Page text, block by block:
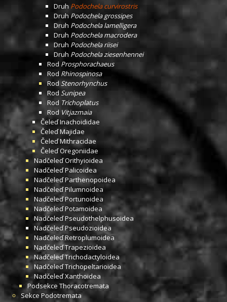
Druh Podochela curvirostris
DruhPodochela grossipes
Druh Podochela lamelligera
Druh Podochela macrodera
Druh Podochela riisei
Druh Podochela ziesenhennei
Rod Prosphorachaeus
Rod Rhinospinosa
Rod Stenorhynchus
Rod Sunipea
Rod Trichoplatus
Rod Vitjazmaia
ČeleďInachoididae
ČeleďMajidae
ČeleďMithracidae
ČeleďOregoniidae
NadčeleďOrithyioidea
NadčeleďPalicoidea
NadčeleďParthenopoidea
NadčeleďPilumnoidea
NadčeleďPortunoidea
NadčeleďPotamoidea
NadčeleďPseudothelphusoidea
NadčeleďPseudozioidea
NadčeleďRetroplumoidea
NadčeleďTrapezioidea
NadčeleďTrichodactyloidea
NadčeleďTrichopeltarioidea
NadčeleďXanthoidea
Podsekce Thoracotremata
Sekce Podotremata